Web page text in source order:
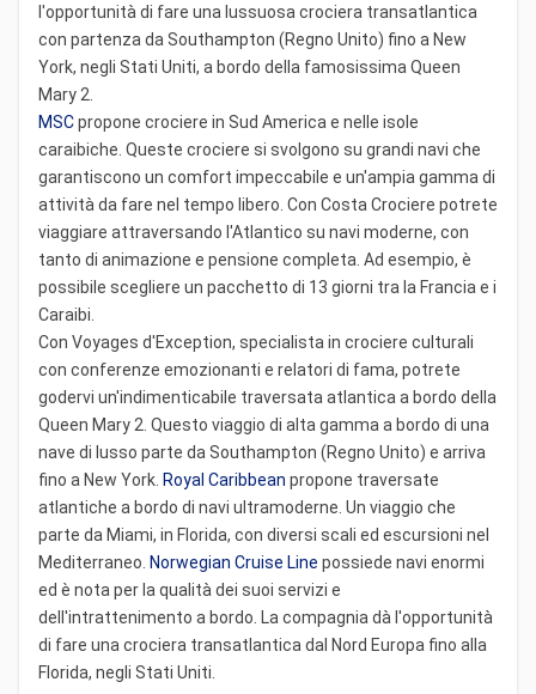
l'opportunità di fare una lussuosa crociera transatlantica
con partenza da Southampton (Regno Unito) fino a New
York, negli Stati Uniti, a bordo della famosissima Queen
Mary 2.
MSCpropone crociere in Sud America e nelle isole
caraibiche. Queste crociere si svolgono su grandi navi che
garantiscono un comfort impeccabile e un'ampia gamma di
attività da fare nel tempo libero. Con Costa Crociere potrete
viaggiare attraversando l'Atlantico su navi moderne, con
tanto di animazione e pensione completa. Ad esempio, è
possibile scegliere un pacchetto di 13 giorni tra la Francia e i
Caraibi.
Con Voyages d'Exception, specialista in crociere culturali
con conferenze emozionanti e relatori di fama, potrete
godervi un'indimenticabile traversata atlantica a bordo della
Queen Mary 2. Questo viaggio di alta gamma a bordo di una
nave di lusso parte da Southampton (Regno Unito) e arriva
fino a New York. Royal Caribbean propone traversate
atlantiche a bordo di navi ultramoderne. Un viaggio che
parte da Miami, in Florida, con diversi scali ed escursioni nel
Mediterraneo. Norwegian Cruise Line possiede navi enormi
ed è nota per la qualità dei suoi servizi e
dell'intrattenimento a bordo. La compagnia dà l'opportunità
di fare una crociera transatlantica dal Nord Europa fino alla
Florida, negli Stati Uniti.